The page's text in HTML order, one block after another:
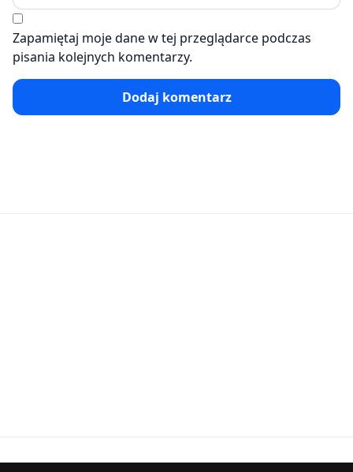
Zapamiętaj moje dane w tej przeglądarce podczas
pisania kolejnych komentarzy.
Dodaj komentarz